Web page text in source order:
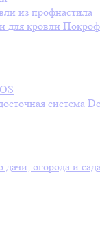
из профнастила
для кровли
система
дачи, огорода и